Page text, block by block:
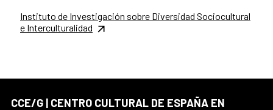
Instituto de Investigación sobre Diversidad Sociocultural
e Interculturalidad
CCE/G | CENTRO CULTURAL DE ESPAÑA EN